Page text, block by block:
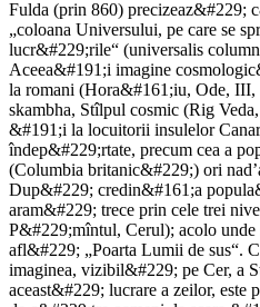
Fulda (prin 860) precizeaz&#229;
„coloana Universului, pe care se
lucr&#229;rile“ (universalis
Aceea&#191;i imagine
la romani (Hora&#161;iu, Ode,
skambha, Stîlpul cosmic (Rig
&#191;i la locuitorii insulelor
îndep&#229;rtate, precum cea a
(Columbia britanic&#229;) ori
Dup&#229; credin&#161;a
aram&#229; trece prin cele trei
P&#229;mîntul, Cerul); acolo
afl&#229; „Poarta Lumii de sus“.
imaginea, vizibil&#229; pe Cer, a
aceast&#229; lucrare a zeilor,